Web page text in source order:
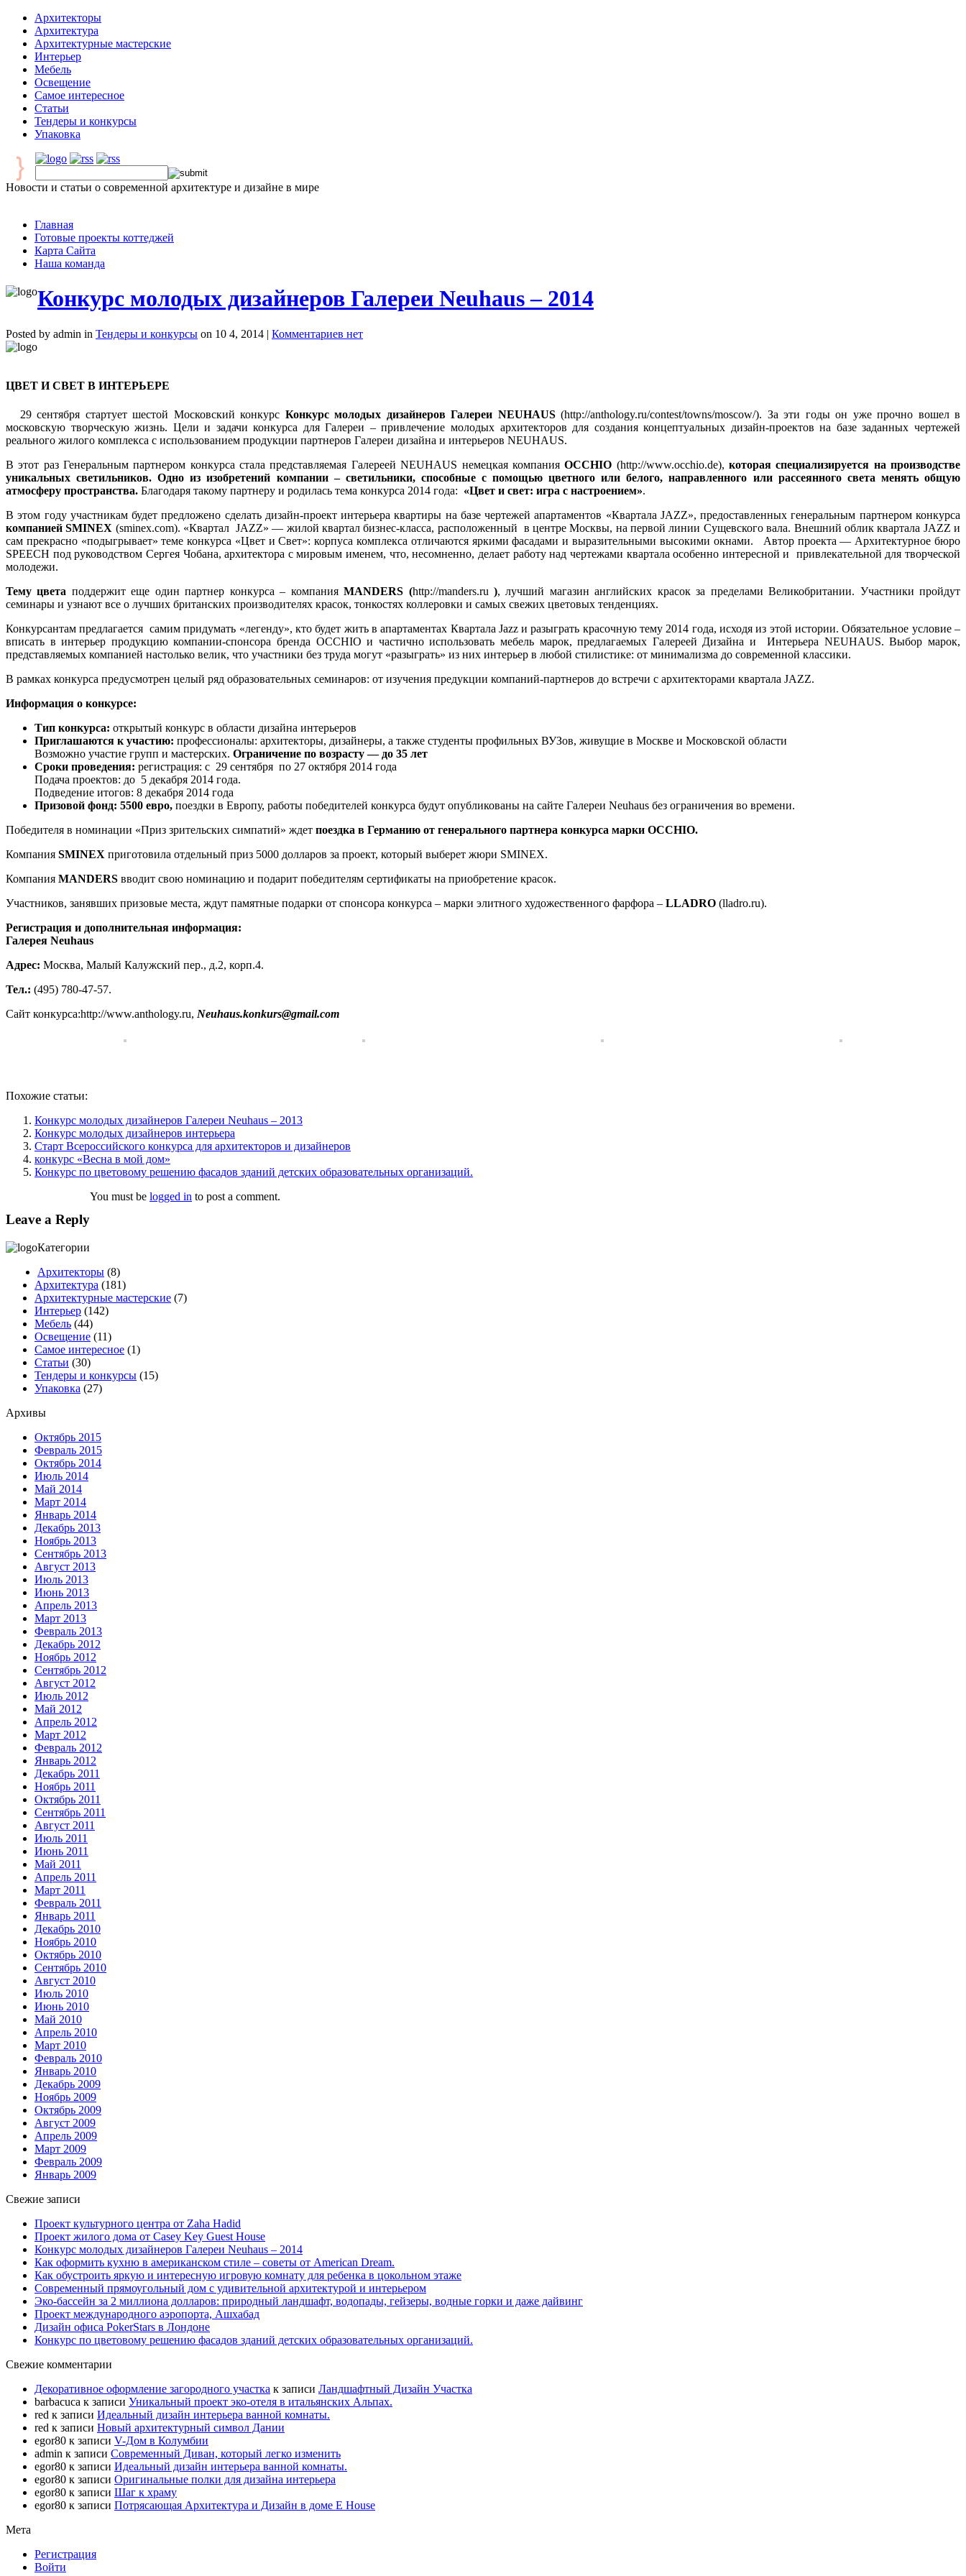
Архитекторы
Архитектура
Архитектурные мастерские
Интерьер
Мебель
Освещение
Самое интересное
Статьи
Тендеры и конкурсы
Упаковка
Новости и статьи о современной архитектуре и дизайне в мире
Главная
Готовые проекты коттеджей
Карта Сайта
Наша команда
Конкурс молодых дизайнеров Галереи Neuhaus – 2014
Posted by admin in Тендеры и конкурсы on 10 4, 2014 | Комментариев нет
ЦВЕТ И СВЕТ В ИНТЕРЬЕРЕ
29 сентября стартует шестой Московский конкурс Конкурс молодых дизайнеров Галереи NEUHAUS(http://anthology.ru/contest/towns/moscow/). За эти годы он уже прочно вошел в
московскую творческую жизнь. Цели и задачи конкурса для Галереи – привлечение молодых архитекторов для создания концептуальных дизайн-проектов на базе заданных чертежей
реального жилого комплекса с использованием продукции партнеров Галереи дизайна и интерьеров NEUHAUS.
В этот раз Генеральным партнером конкурса стала представляемая Галереей NEUHAUS немецкая компанияOCCHIO (http://www.occhio.de), которая специализируется на производстве
уникальных светильников. Одно из изобретений компании – светильники, способные с помощью цветного или белого, направленного или рассеянного света менять общую
атмосферу пространства. Благодаря такому партнеру и родилась тема конкурса 2014 года: «Цвет и свет: игра с настроением».
В этом году участникам будет предложено сделать дизайн-проект интерьера квартиры на базе чертежей апартаментов «Квартала JAZZ», предоставленных генеральным партнером конкурса
компаниейSMINEX (sminex.com). «Квартал JAZZ» — жилой квартал бизнес-класса, расположенный в центре Москвы, на первой линии Сущевского вала. Внешний облик квартала JAZZ и
сам прекрасно «подыгрывает» теме конкурса «Цвет и Свет»: корпуса комплекса отличаются яркими фасадами и выразительными высокими окнами. Автор проекта — Архитектурное бюро
SPEECH под руководством Сергея Чобана, архитектора с мировым именем, что, несомненно, делает работу над чертежами квартала особенно интересной и привлекательной для творческой
молодежи.
Тему цвета поддержит еще один партнер конкурса – компанияMANDERS (http://manders.ru ), лучший магазин английских красок за пределами Великобритании. Участники пройдут
семинары и узнают все о лучших британских производителях красок, тонкостях коллеровки и самых свежих цветовых тенденциях.
Конкурсантам предлагается самим придумать «легенду», кто будет жить в апартаментах Квартала Jazz и разыграть красочную тему 2014 года, исходя из этой истории. Обязательное условие –
вписать в интерьер продукцию компании-спонсора бренда OCCHIO и частично использовать мебель марок, предлагаемых Галереей Дизайна и Интерьера NEUHAUS. Выбор марок,
представляемых компанией настолько велик, что участники без труда могут «разыграть» из них интерьер в любой стилистике: от минимализма до современной классики.
В рамках конкурса предусмотрен целый ряд образовательных семинаров: от изучения предукции компаний-партнеров до встречи с архитекторами квартала JAZZ.
Информация о конкурсе:
Тип конкурса: открытый конкурс в области дизайна интерьеров
Приглашаются к участию: профессионалы: архитекторы, дизайнеры, а также студенты профильных ВУЗов, живущие в Москве и Московской области
Возможно участие групп и мастерских. Ограничение по возрасту — до 35 лет
Сроки проведения: регистрация: с 29 сентября по 27 октября 2014 года
Подача проектов: до 5 декабря 2014 года.
Подведение итогов: 8 декабря 2014 года
Призовой фонд: 5500 евро, поездки в Европу, работы победителей конкурса будут опубликованы на сайте Галереи Neuhaus без ограничения во времени.
Победителя в номинации «Приз зрительских симпатий» ждет поездка в Германию от генерального партнера конкурса марки OCCHIO.
Компания SMINEX приготовила отдельный приз 5000 долларов за проект, который выберет жюри SMINEX.
Компания MANDERS вводит свою номинацию и подарит победителям сертификаты на приобретение красок.
Участников, занявших призовые места, ждут памятные подарки от спонсора конкурса – марки элитного художественного фарфора – LLADRO (lladro.ru).
Регистрация и дополнительная информация:
Галерея Neuhaus
Адрес: Москва, Малый Калужский пер., д.2, корп.4.
Тел.: (495) 780-47-57.
Сайт конкурса:http://www.anthology.ru, Neuhaus.konkurs@gmail.com
Похожие статьи:
Конкурс молодых дизайнеров Галереи Neuhaus – 2013
Конкурс молодых дизайнеров интерьера
Старт Всероссийского конкурса для архитекторов и дизайнеров
конкурс «Весна в мой дом»
Конкурс по цветовому решению фасадов зданий детских образовательных организаций.
Leave a Reply
You must be logged in to post a comment.
Категории
Архитекторы (8)
Архитектура (181)
Архитектурные мастерские (7)
Интерьер (142)
Мебель (44)
Освещение (11)
Самое интересное (1)
Статьи (30)
Тендеры и конкурсы (15)
Упаковка (27)
Архивы
Октябрь 2015
Февраль 2015
Октябрь 2014
Июль 2014
Май 2014
Март 2014
Январь 2014
Декабрь 2013
Ноябрь 2013
Сентябрь 2013
Август 2013
Июль 2013
Июнь 2013
Апрель 2013
Март 2013
Февраль 2013
Декабрь 2012
Ноябрь 2012
Сентябрь 2012
Август 2012
Июль 2012
Май 2012
Апрель 2012
Март 2012
Февраль 2012
Январь 2012
Декабрь 2011
Ноябрь 2011
Октябрь 2011
Сентябрь 2011
Август 2011
Июль 2011
Июнь 2011
Май 2011
Апрель 2011
Март 2011
Февраль 2011
Январь 2011
Декабрь 2010
Ноябрь 2010
Октябрь 2010
Сентябрь 2010
Август 2010
Июль 2010
Июнь 2010
Май 2010
Апрель 2010
Март 2010
Февраль 2010
Январь 2010
Декабрь 2009
Ноябрь 2009
Октябрь 2009
Август 2009
Апрель 2009
Март 2009
Февраль 2009
Январь 2009
Свежие записи
Проект культурного центра от Zaha Hadid
Проект жилого дома от Casey Key Guest House
Конкурс молодых дизайнеров Галереи Neuhaus – 2014
Как оформить кухню в американском стиле – советы от American Dream.
Как обустроить яркую и интересную игровую комнату для ребенка в цокольном этаже
Cовременный прямоугольный дом с удивительной архитектурой и интерьером
Эко-бассейн за 2 миллиона долларов: природный ландшафт, водопады, гейзеры, водные горки и даже дайвинг
Проект международного аэропорта, Ашхабад
Дизайн офиса PokerStars в Лондоне
Конкурс по цветовому решению фасадов зданий детских образовательных организаций.
Свежие комментарии
Декоративное оформление загородного участка к записи Ландшафтный Дизайн Участка
barbacuca к записи Уникальный проект эко-отеля в итальянских Альпах.
red к записи Идеальный дизайн интерьера ванной комнаты.
red к записи Новый архитектурный символ Дании
egor80 к записи V-Дом в Колумбии
admin к записи Современный Диван, который легко изменить
egor80 к записи Идеальный дизайн интерьера ванной комнаты.
egor80 к записи Оригинальные полки для дизайна интерьера
egor80 к записи Шаг к храму
egor80 к записи Потрясающая Архитектура и Дизайн в доме E House
Мета
Регистрация
Войти